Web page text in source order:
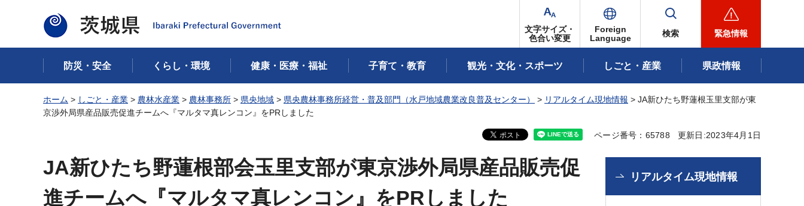
茨城県
文字サイズ・
色合い変更
Foreign
Language
検索 緊急情報
防災・安全 くらし・環境 健康・医療・福祉 子育て・教育 観光・文化・スポーツ しごと・産業 県政情報
ホーム > しごと・産業 > 農林水産業 > 農林事務所 > 県央地域 > 県央農林事務所経営・普及部門（水戸地域農業改良普及センター） > リアルタイム現地情報 > JA新ひたち野蓮根玉里支部が東
京渉外局県産品販売促進チームへ『マルタマ真レンコン』をPRしました
ページ番号：65788 更新日:2023年4月1日
JA新ひたち野蓮根部会玉里支部が東京渉外局県産品販売促
進チームへ『マルタマ真レンコン』をPRしました
リアルタイム現地情報